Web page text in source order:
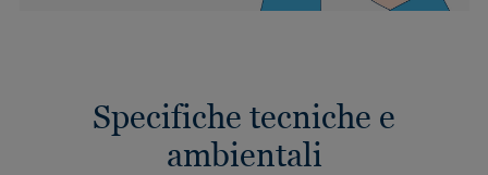
Specifiche tecniche e
ambientali